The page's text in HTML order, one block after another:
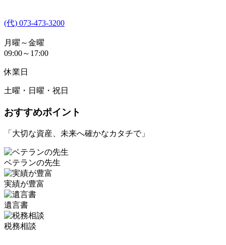
(代) 073-473-3200
月曜～金曜
09:00～17:00
休業日
土曜・日曜・祝日
おすすめポイント
「大切な資産、未来へ確かなカタチで」
ベテランの先生
実績が豊富
遺言書
税務相談